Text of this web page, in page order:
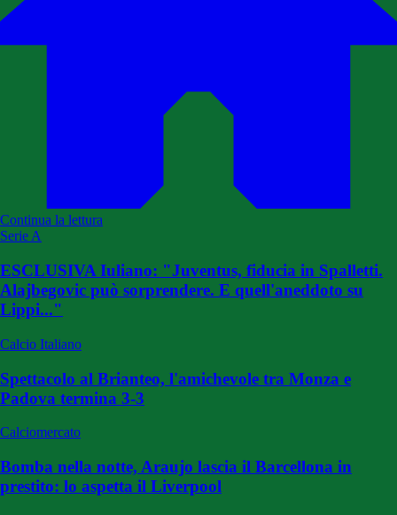
Continua la lettura
Serie A
ESCLUSIVA Iuliano: "Juventus, fiducia in Spalletti.
Alajbegovic può sorprendere. E quell'aneddoto su
Lippi..."
Calcio Italiano
Spettacolo al Brianteo, l'amichevole tra Monza e
Padova termina 3-3
Calciomercato
Bomba nella notte, Araujo lascia il Barcellona in
prestito: lo aspetta il Liverpool